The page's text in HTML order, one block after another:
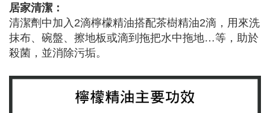
居家清潔：
清潔劑中加入2滴檸檬精油搭配茶樹精油2滴，用來洗
抹布、碗盤、擦地板或滴到拖把水中拖地…等，助於
殺菌，並消除污垢。